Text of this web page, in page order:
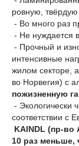
ровную, твёрдую
- Во много раз
- Не нуждается
- Прочный и
интенсивные
жилом секторе,
во Норвегия) с
пожизненную
- Экологически
соответствии с
KAINDL (пр-во
10 раз меньше,